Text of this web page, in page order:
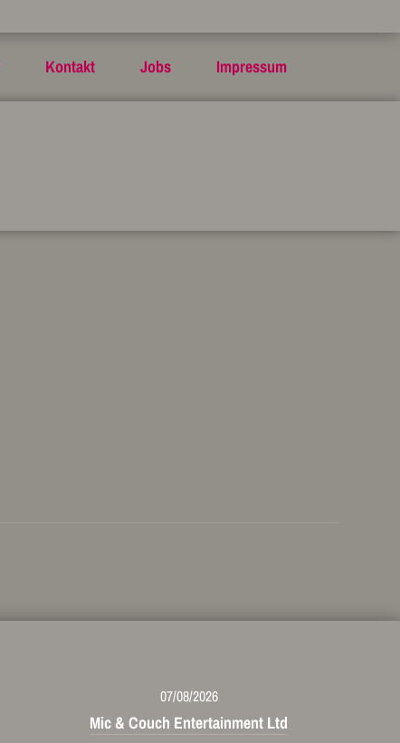
Kontakt Jobs Impressum
07/08/2026
Mic & Couch Entertainment Ltd